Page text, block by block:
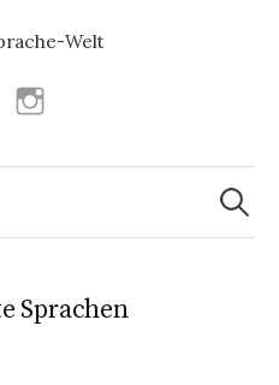
Facebook
Suchen
nach:
Sprachen